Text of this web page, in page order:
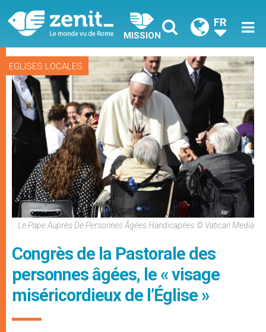
MISSION
FR
EGLISES LOCALES
Le Pape Auprès De Personnes Âgées Handicapées © Vatican Media
Congrès de la Pastorale des
personnes âgées, le « visage
miséricordieux de l’Église »